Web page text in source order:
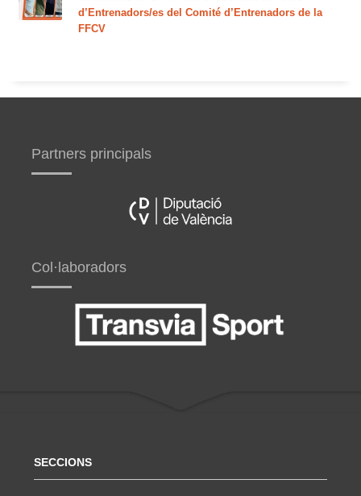
d’Entrenadors/es del Comité d’Entrenadors de la
FFCV
Partners principals
Col·laboradors
SECCIONS